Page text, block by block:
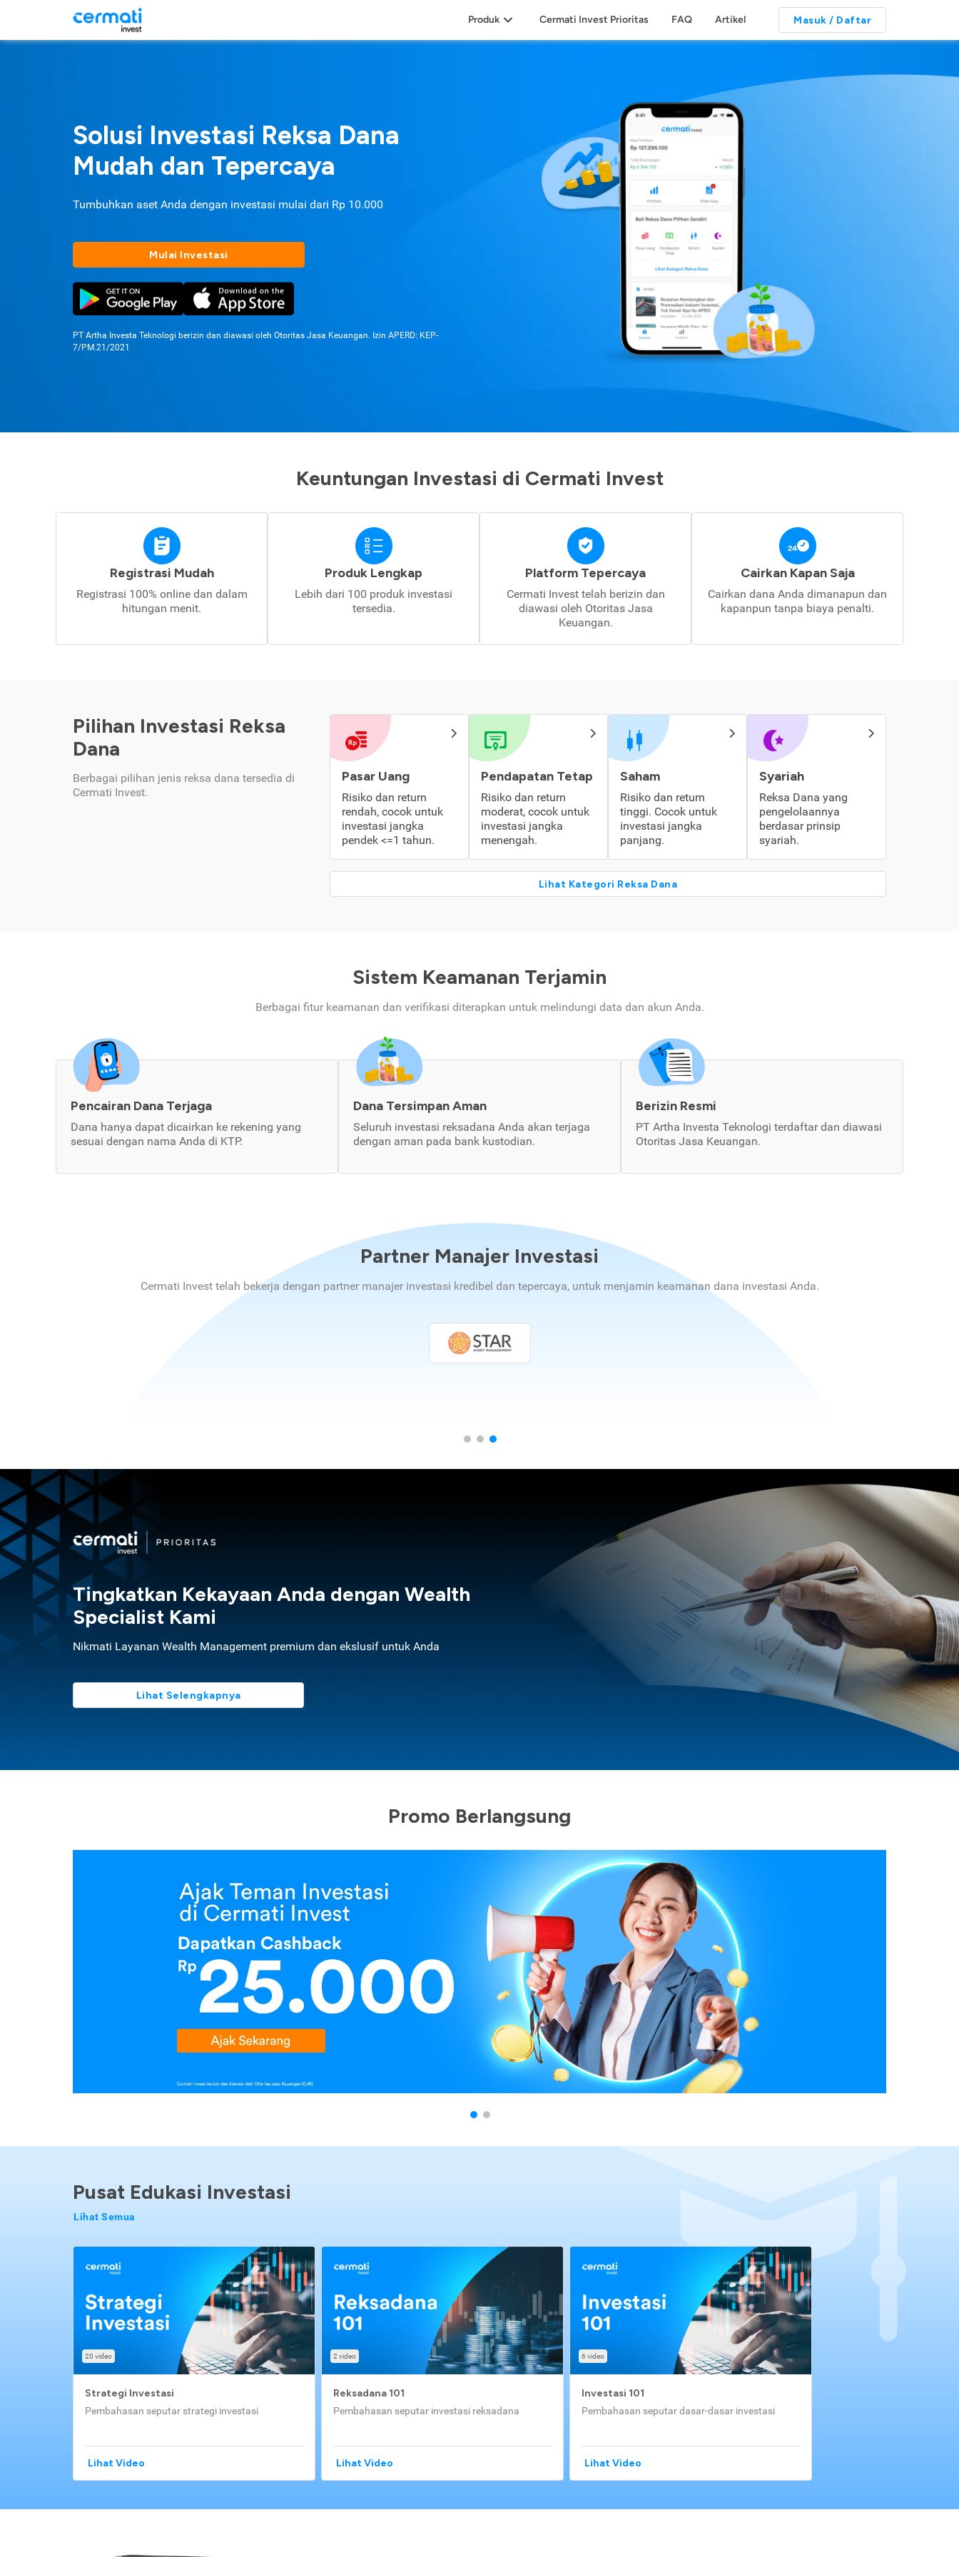
Produk Cermati Invest Prioritas FAQ Artikel Masuk / Daftar
Solusi Investasi Reksa Dana
Mudah dan Tepercaya
Tumbuhkan aset Anda dengan investasi mulai dari Rp 10.000
Mulai Investasi
PT Artha Investa Teknologi berizin dan diawasi oleh Otoritas Jasa Keuangan. Izin APERD: KEP-
7/PM.21/2021
Keuntungan Investasi di Cermati Invest
Registrasi Mudah
Registrasi 100% online dan dalam
hitungan menit.
Produk Lengkap
Lebih dari 100 produk investasi
tersedia.
Platform Tepercaya
Cermati Invest telah berizin dan
diawasi oleh Otoritas Jasa
Keuangan.
Cairkan Kapan Saja
Cairkan dana Anda dimanapun dan
kapanpun tanpa biaya penalti.
Pilihan Investasi Reksa
Dana
Berbagai pilihan jenis reksa dana tersedia di
Cermati Invest.
Pasar Uang
Risiko dan return
rendah, cocok untuk
investasi jangka
pendek <=1 tahun.
Pendapatan Tetap
Risiko dan return
moderat, cocok untuk
investasi jangka
menengah.
Saham
Risiko dan return
tinggi. Cocok untuk
investasi jangka
panjang.
Syariah
Reksa Dana yang
pengelolaannya
berdasar prinsip
syariah.
Lihat Kategori Reksa Dana
Sistem Keamanan Terjamin
Berbagai fitur keamanan dan verifikasi diterapkan untuk melindungi data dan akun Anda.
Pencairan Dana Terjaga
Dana hanya dapat dicairkan ke rekening yang
sesuai dengan nama Anda di KTP.
Dana Tersimpan Aman
Seluruh investasi reksadana Anda akan terjaga
dengan aman pada bank kustodian.
Berizin Resmi
PT Artha Investa Teknologi terdaftar dan diawasi
Otoritas Jasa Keuangan.
Partner Manajer Investasi
Cermati Invest telah bekerja dengan partner manajer investasi kredibel dan tepercaya, untuk menjamin keamanan dana investasi Anda.
Tingkatkan Kekayaan Anda dengan Wealth
Specialist Kami
Nikmati Layanan Wealth Management premium dan ekslusif untuk Anda
Lihat Selengkapnya
Promo Berlangsung
Pusat Edukasi Investasi
Lihat Semua
20 video
Strategi Investasi
Pembahasan seputar strategi investasi
Lihat Video
2 video
Reksadana 101
Pembahasan seputar investasi reksadana
Lihat Video
6 video
Investasi 101
Pembahasan seputar dasar-dasar investasi
Lihat Video